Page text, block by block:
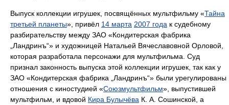
Выпуск коллекции игрушек, посвящённых мультфильму «Тайна
третьей планеты», привёл 14 марта 2007 года к судебному
разбирательству между ЗАО «Кондитерская фабрика
„Ландринъ“» и художницей Натальей Вячеславовной Орловой,
которая разработала персонажи для мультфильма. Суд
признал законность выпуска этой коллекции игрушек, так как у
ЗАО «Кондитерская фабрика „Ландринъ“» были урегулированы
отношения с киностудией «Союзмультфильм», выпустившей
мультфильм, и вдовой Кира Булычёва К. А. Сошинской, а